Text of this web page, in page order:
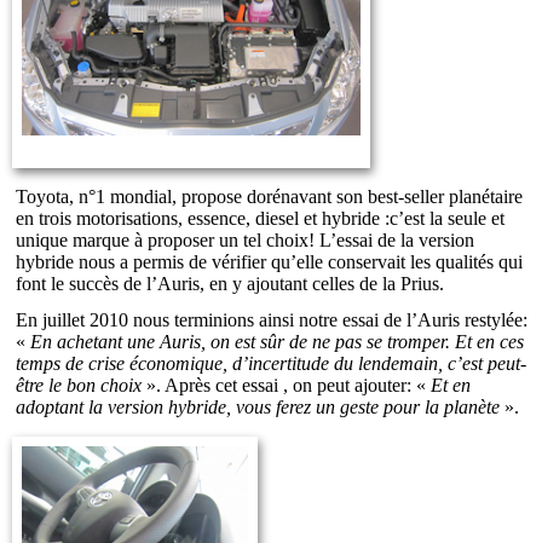
Toyota, n°1 mondial, propose dorénavant son best-seller planétaire
en trois motorisations, essence, diesel et hybride :c’est la seule et
unique marque à proposer un tel choix! L’essai de la version
hybride nous a permis de vérifier qu’elle conservait les qualités qui
font le succès de l’Auris, en y ajoutant celles de la Prius.
En juillet 2010 nous terminions ainsi notre essai de l’Auris restylée:
« En achetant une Auris, on est sûr de ne pas se tromper. Et en ces
temps de crise économique, d’incertitude du lendemain, c’est peut-
être le bon choix ». Après cet essai , on peut ajouter: « Et en
adoptant la version hybride, vous ferez un geste pour la planète ».